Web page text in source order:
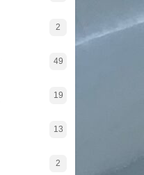
2
49
19
13
2